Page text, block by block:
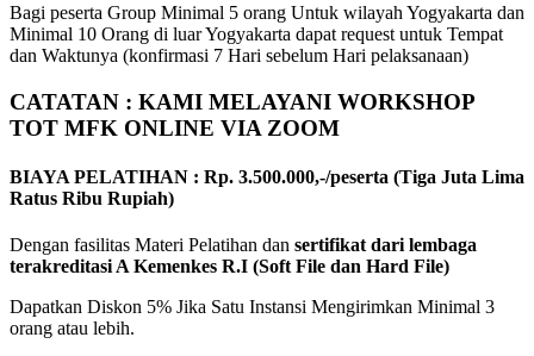
Bagi peserta Group Minimal 5 orang Untuk wilayah Yogyakarta dan
Minimal 10 Orang di luar Yogyakarta dapat request untuk Tempat
dan Waktunya (konfirmasi 7 Hari sebelum Hari pelaksanaan)
CATATAN : KAMI MELAYANI WORKSHOP
TOT MFK ONLINE VIA ZOOM
BIAYA PELATIHAN : Rp. 3.500.000,-/peserta (Tiga Juta Lima
Ratus Ribu Rupiah)
Dengan fasilitas Materi Pelatihan dan sertifikat dari lembaga
terakreditasi A Kemenkes R.I (Soft File dan Hard File)
Dapatkan Diskon 5% Jika Satu Instansi Mengirimkan Minimal 3
orang atau lebih.